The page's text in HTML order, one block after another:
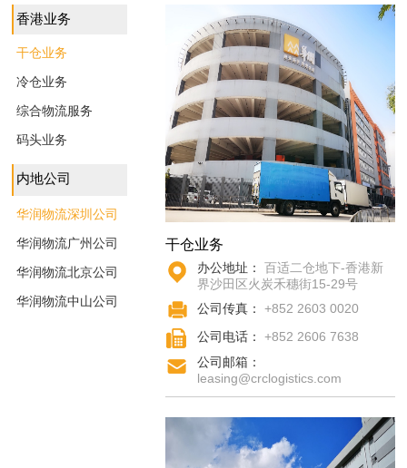
香港业务
干仓业务
冷仓业务
综合物流服务
码头业务
内地公司
华润物流深圳公司
华润物流广州公司
华润物流北京公司
华润物流中山公司
干仓业务
办公地址：
百适二仓地下-香港新
界沙田区火炭禾穗街15-29号
公司传真：
+852 2603 0020
公司电话：
+852 2606 7638
公司邮箱：
leasing@crclogistics.com